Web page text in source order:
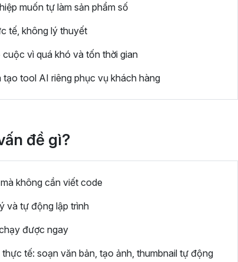
muốn tự làm sản phẩm số
tế, không lý thuyết
vì quá khó và tốn thời gian
tool AI riêng phục vụ khách hàng
đề gì?
không cần viết code
và tự động lập trình
được ngay
tế: soạn văn bản, tạo ảnh, thumbnail tự động